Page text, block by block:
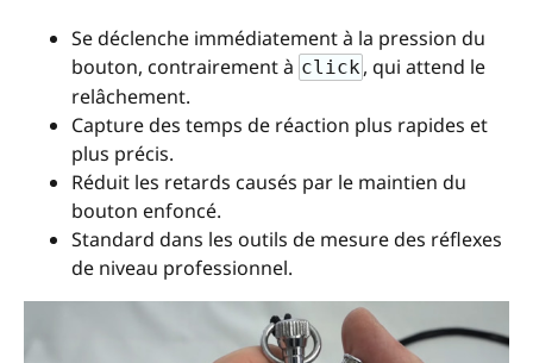
Se déclenche immédiatement à la pression du
bouton, contrairement à click, qui attend le
relâchement.
Capture des temps de réaction plus rapides et
plus précis.
Réduit les retards causés par le maintien du
bouton enfoncé.
Standard dans les outils de mesure des réflexes
de niveau professionnel.